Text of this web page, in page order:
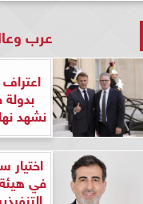
عرب
اعتراف
نشهد
في